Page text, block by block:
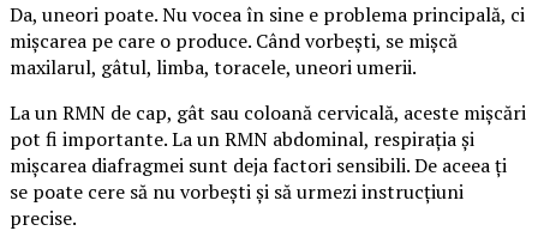
Da, uneori poate. Nu vocea în sine e problema principală, ci
mișcarea pe care o produce. Când vorbești, se mișcă
maxilarul, gâtul, limba, toracele, uneori umerii.
La un RMN de cap, gât sau coloană cervicală, aceste mișcări
pot fi importante. La un RMN abdominal, respirația și
mișcarea diafragmei sunt deja factori sensibili. De aceea ți
se poate cere să nu vorbești și să urmezi instrucțiuni
precise.